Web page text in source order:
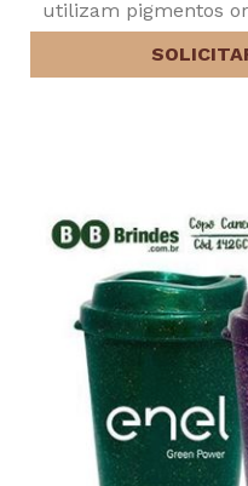
utilizam pigmentos